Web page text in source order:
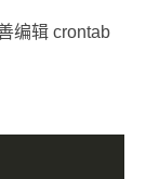
编辑 crontab